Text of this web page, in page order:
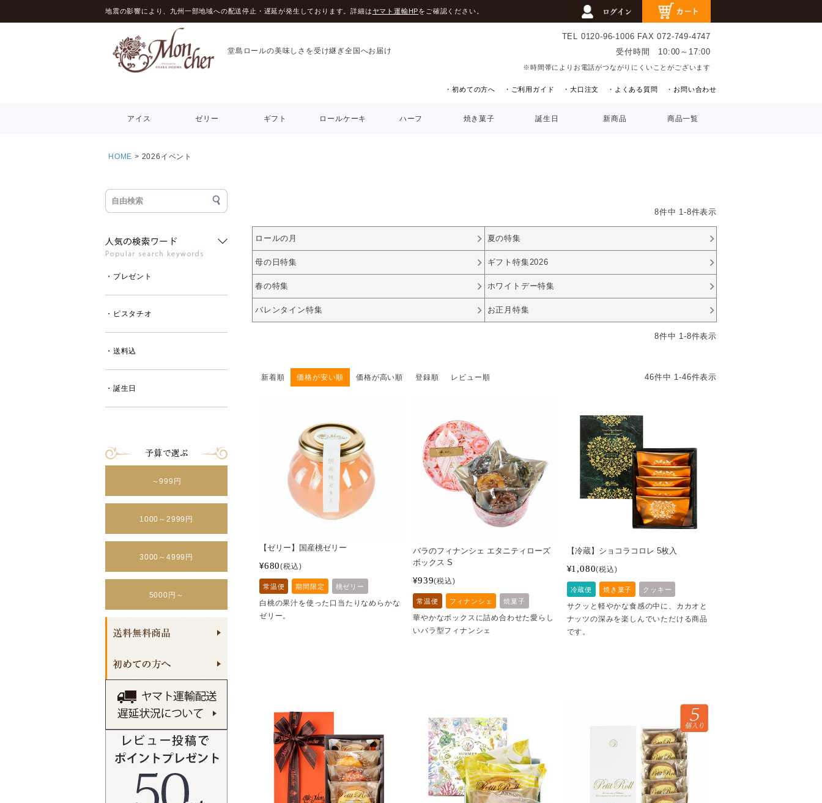
地震の影響により、九州一部地域への配送停止・遅延が発生しております。詳細はヤマト運輸HPをご確認ください。
堂島ロールの美味しさを受け継ぎ全国へお届け
TEL 0120-96-1006 FAX 072-749-4747
受付時間 10:00～17:00
※時間帯によりお電話がつながりにくいことがございます
・初めての方へ ・ご利用ガイド ・大口注文 ・よくある質問 ・お問い合わせ
アイス ゼリー ギフト ロールケーキ ハーフ 焼き菓子 誕生日 新商品 商品一覧
HOME 2026イベント
・プレゼント
・ピスタチオ
・送料込
・誕生日
～999円
1000～2999円
3000～4999円
5000円～
8件中 1-8件表示
ロールの月 夏の特集
母の日特集 ギフト特集2026
春の特集 ホワイトデー特集
バレンタイン特集 お正月特集
8件中 1-8件表示
新着順 価格が安い順 価格が高い順 登録順 レビュー順 46件中 1-46件表示
【ゼリー】国産桃ゼリー
¥680 税込
常温便 期間限定 桃ゼリー
白桃の果汁を使った口当たりなめらかな
ゼリー。
バラのフィナンシェ エタニティローズ
ボックス S
¥939 税込
常温便 フィナンシェ 焼菓子
華やかなボックスに詰め合わせた愛らし
いバラ型フィナンシェ
【冷蔵】ショコラコロレ 5枚入
¥1,080 税込
冷蔵便 焼き菓子 クッキー
サクッと軽やかな食感の中に、カカオと
ナッツの深みを楽しんでいただける商品
です。